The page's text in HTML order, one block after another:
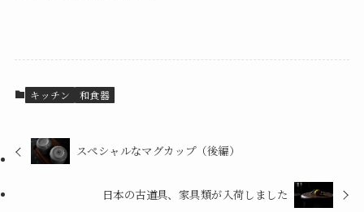
キッチン 和食器
スペシャルなマグカップ（後編）
日本の古道具、家具類が入荷しました